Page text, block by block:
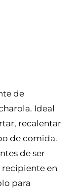
de
Ideal
recalentar
de comida.
de ser
en
para